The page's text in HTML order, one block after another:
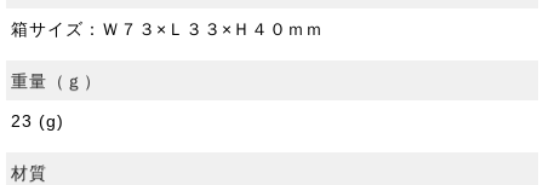
箱サイズ：Ｗ７３×Ｌ３３×Ｈ４０ｍｍ
重量（ｇ）
23 (g)
材質